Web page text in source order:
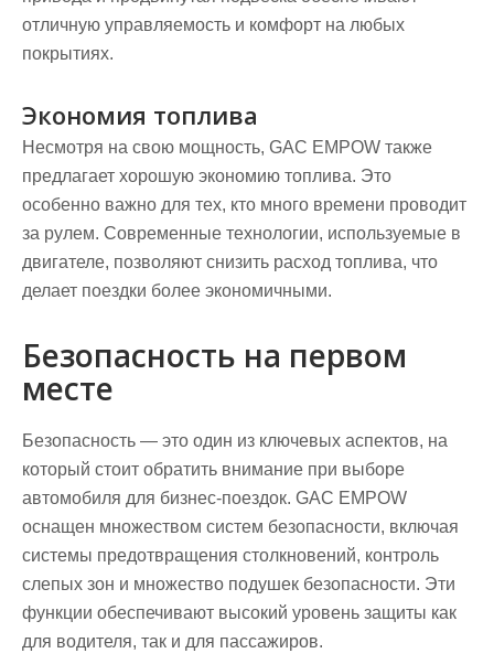
отличную управляемость и комфорт на любых
покрытиях.
Экономия топлива
Несмотря на свою мощность, GAC EMPOW также
предлагает хорошую экономию топлива. Это
особенно важно для тех, кто много времени проводит
за рулем. Современные технологии, используемые в
двигателе, позволяют снизить расход топлива, что
делает поездки более экономичными.
Безопасность на первом
месте
Безопасность — это один из ключевых аспектов, на
который стоит обратить внимание при выборе
автомобиля для бизнес-поездок. GAC EMPOW
оснащен множеством систем безопасности, включая
системы предотвращения столкновений, контроль
слепых зон и множество подушек безопасности. Эти
функции обеспечивают высокий уровень защиты как
для водителя, так и для пассажиров.